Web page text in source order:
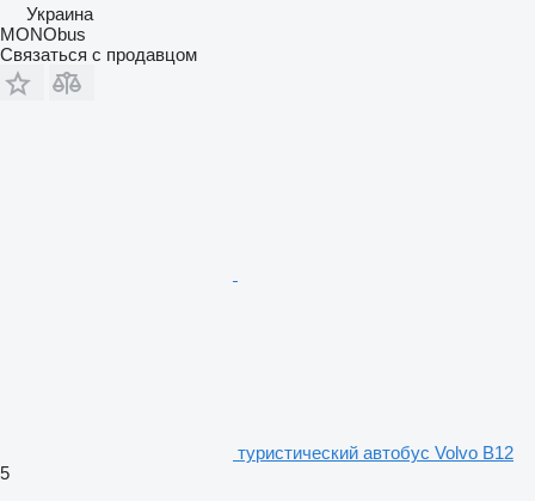
Украина
MONObus
Связаться с продавцом
туристический автобус Volvo B12
5